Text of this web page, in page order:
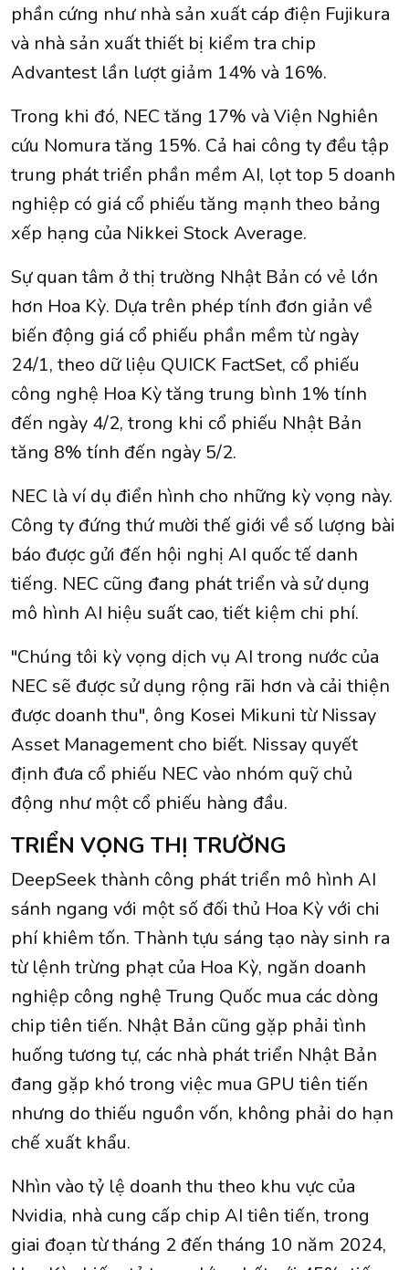
phần cứng như nhà sản xuất cáp điện Fujikura
và nhà sản xuất thiết bị kiểm tra chip
Advantest lần lượt giảm 14% và 16%.
Trong khi đó, NEC tăng 17% và Viện Nghiên
cứu Nomura tăng 15%. Cả hai công ty đều tập
trung phát triển phần mềm AI, lọt top 5 doanh
nghiệp có giá cổ phiếu tăng mạnh theo bảng
xếp hạng của Nikkei Stock Average.
Sự quan tâm ở thị trường Nhật Bản có vẻ lớn
hơn Hoa Kỳ. Dựa trên phép tính đơn giản về
biến động giá cổ phiếu phần mềm từ ngày
24/1, theo dữ liệu QUICK FactSet, cổ phiếu
công nghệ Hoa Kỳ tăng trung bình 1% tính
đến ngày 4/2, trong khi cổ phiếu Nhật Bản
tăng 8% tính đến ngày 5/2.
NEC là ví dụ điển hình cho những kỳ vọng này.
Công ty đứng thứ mười thế giới về số lượng bài
báo được gửi đến hội nghị AI quốc tế danh
tiếng. NEC cũng đang phát triển và sử dụng
mô hình AI hiệu suất cao, tiết kiệm chi phí.
"Chúng tôi kỳ vọng dịch vụ AI trong nước của
NEC sẽ được sử dụng rộng rãi hơn và cải thiện
được doanh thu", ông Kosei Mikuni từ Nissay
Asset Management cho biết. Nissay quyết
định đưa cổ phiếu NEC vào nhóm quỹ chủ
động như một cổ phiếu hàng đầu.
TRIỂN VỌNG THỊ TRƯỜNG
DeepSeek thành công phát triển mô hình AI
sánh ngang với một số đối thủ Hoa Kỳ với chi
phí khiêm tốn. Thành tựu sáng tạo này sinh ra
từ lệnh trừng phạt của Hoa Kỳ, ngăn doanh
nghiệp công nghệ Trung Quốc mua các dòng
chip tiên tiến. Nhật Bản cũng gặp phải tình
huống tương tự, các nhà phát triển Nhật Bản
đang gặp khó trong việc mua GPU tiên tiến
nhưng do thiếu nguồn vốn, không phải do hạn
chế xuất khẩu.
Nhìn vào tỷ lệ doanh thu theo khu vực của
Nvidia, nhà cung cấp chip AI tiên tiến, trong
giai đoạn từ tháng 2 đến tháng 10 năm 2024,